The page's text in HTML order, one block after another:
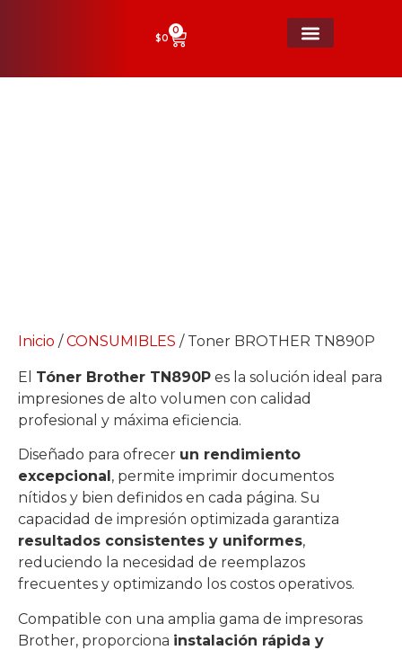
$0
0
Inicio /CONSUMIBLES / Toner BROTHER TN890P
El Tóner Brother TN890P es la solución ideal para
impresiones de alto volumen con calidad
profesional y máxima eficiencia.
Diseñado para ofrecer un rendimiento
excepcional , permite imprimir documentos
nítidos y bien definidos en cada página. Su
capacidad de impresión optimizada garantiza
resultados consistentes y uniformes,
reduciendo la necesidad de reemplazos
frecuentes y optimizando los costos operativos.
Compatible con una amplia gama de impresoras
Brother, proporciona instalación rápida y